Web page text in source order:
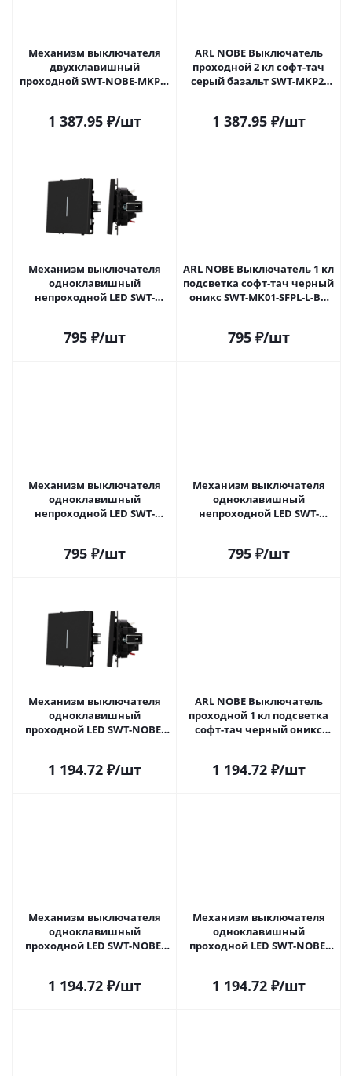
Механизм выключателя
двухклавишный
проходной SWT-NOBE-MKP2-
Самаре
1 387.95₽/шт
ARL NOBE Выключатель
проходной 2 кл софт-тач
серый базальт SWT-MKP2-
1 387.95₽/шт
Механизм выключателя
одноклавишный
непроходной LED SWT-
054258 в Самаре
795₽/шт
ARL NOBE Выключатель 1 кл
подсветка софт-тач черный
оникс SWT-MK01-SFPL-L-BK
795₽/шт
Механизм выключателя
одноклавишный
непроходной LED SWT-
054259 в Самаре
795₽/шт
Механизм выключателя
одноклавишный
непроходной LED SWT-
054260 в Самаре
795₽/шт
Механизм выключателя
одноклавишный
проходной LED SWT-NOBE-
054261 в Самаре
1 194.72₽/шт
ARL NOBE Выключатель
проходной 1 кл подсветка
софт-тач черный оникс
Самаре
1 194.72₽/шт
Механизм выключателя
одноклавишный
проходной LED SWT-NOBE-
054262 в Самаре
1 194.72₽/шт
Механизм выключателя
одноклавишный
проходной LED SWT-NOBE-
054263 в Самаре
1 194.72₽/шт